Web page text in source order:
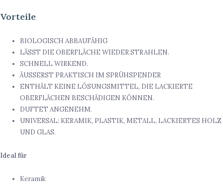
Vorteile
BIOLOGISCH ABBAUFÄHIG
LÄSST DIE OBERFLÄCHE WIEDER STRAHLEN.
SCHNELL WIRKEND.
ÄUSSERST PRAKTISCH IM SPRÜHSPENDER
ENTHÄLT KEINE LÖSUNGSMITTEL, DIE LACKIERTE
OBERFLÄCHEN BESCHÄDIGEN KÖNNEN.
DUFTET ANGENEHM.
UNIVERSAL: KERAMIK, PLASTIK, METALL, LACKIERTES HOLZ
UND GLAS.
Ideal für
Keramik